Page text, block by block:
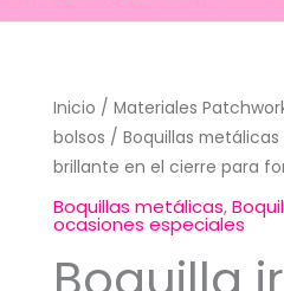
Inicio / Materiales
bolsos / Boquillas metálicas
brillante en el cierre para
Boquillas metálicas,
ocasiones especiales